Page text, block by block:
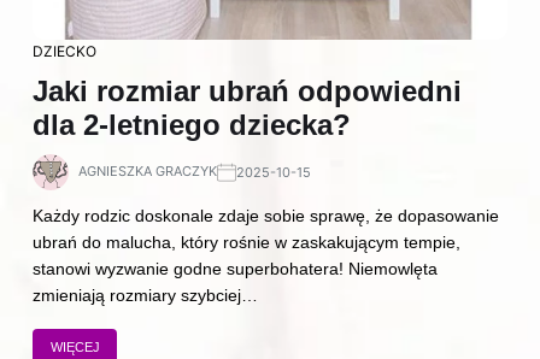
DZIECKO
Jaki rozmiar ubrań odpowiedni
dla 2-letniego dziecka?
AGNIESZKA GRACZYK 2025-10-15
Każdy rodzic doskonale zdaje sobie sprawę, że dopasowanie
ubrań do malucha, który rośnie w zaskakującym tempie,
stanowi wyzwanie godne superbohatera! Niemowlęta
zmieniają rozmiary szybciej…
WIĘCEJ